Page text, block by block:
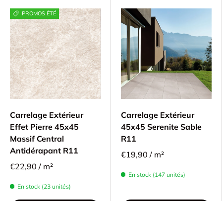
PROMOS ÉTÉ
Carrelage Extérieur
Effet Pierre 45x45
Massif Central
Antidérapant R11
€22,90 / m²
En stock (23 unités)
Carrelage Extérieur
45x45 Serenite Sable
R11
€19,90 / m²
En stock (147 unités)